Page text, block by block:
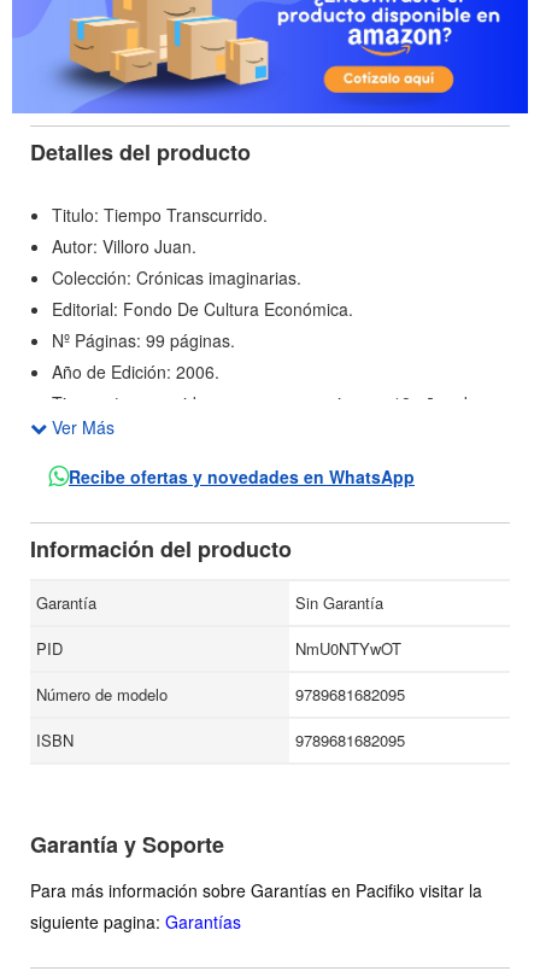
Detalles del producto
Titulo: Tiempo Transcurrido.
Autor: Villoro Juan.
Colección: Crónicas imaginarias.
Editorial: Fondo De Cultura Económica.
Nº Páginas: 99 páginas.
Año de Edición: 2006.
Tiempo transcurrido es una gozosa gira por 18 años de
vida mexicana. El libro arranca en un momento clave de la
historia mexicana reciente, el movimiento estudiantil del 68,
Juan Villoro retrata una época con innegable fidelidad y al
mismo tiempo crea situaciones radicalmente ficticias.
Ver Más
Recibe ofertas y novedades en WhatsApp
Información del producto
Garantía
Sin Garantía
PID
NmU0NTYwOT
Número de modelo
9789681682095
ISBN
9789681682095
Garantía y Soporte
Para más información sobre Garantías en Pacifiko visitar la
siguiente pagina: Garantías